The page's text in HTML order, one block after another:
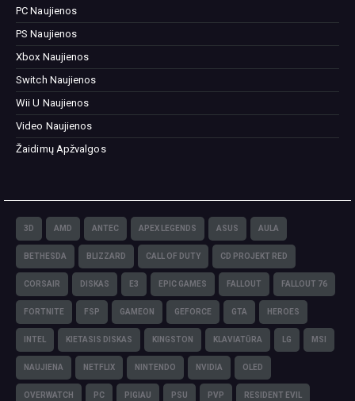
PC Naujienos
PS Naujienos
Xbox Naujienos
Switch Naujienos
Wii U Naujienos
Video Naujienos
Žaidimų Apžvalgos
3D AMD ANTEC APEX LEGENDS ASUS AULA
BETHESDA BLIZZARD CALL OF DUTY CD PROJEKT RED
CORSAIR DISKAS E3 EPIC GAMES FALLOUT FALLOUT 76
FORTNITE FSP GAMEON GEFORCE GTA HEROES
INTEL KIETASIS DISKAS KINGSTON KLAVIATŪRA LG MSI
NAUJIENA NETFLIX NINTENDO NVIDIA OLED
OVERWATCH PC PIGIAU PSU PVP RESIDENT EVIL